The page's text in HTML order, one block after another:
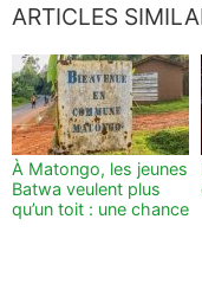
ARTICLES
À Matongo, les jeunes
Batwa veulent plus
qu’un toit : une chance